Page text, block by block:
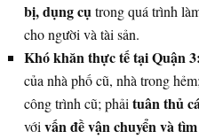
bị, dụng cụtrong quá trình
cho người và tài sản.
Khó khăn thực tế tại Quận 3:
của nhà phố cũ, nhà trong
công trình cũ; phảituân thủ
vớivấn đề vận chuyển và